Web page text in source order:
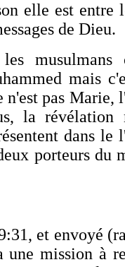
elle est entre
de Dieu.
musulmans
mais
n'est pas Marie,
la révélation
dans le
porteurs du
et envoyé
mission à